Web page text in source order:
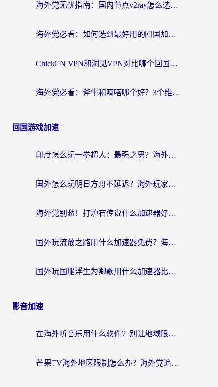
海外党无忧指南：国内节点v2ray怎么选？一键回国VPN+多场景实测帮你避坑
海外党必看：如何选到最好用的回国加速器？从节点到售后的全维度指南
ChickCN VPN和洞见VPN对比哪个回国效果更好？海外党亲测3款加速器+避坑指南
海外党必看：斧牛和嘀嗒哪个好？3个维度教你选对回国加速器
回国游戏加速
印度怎么玩一拳超人：最强之男？海外党国服游戏加速避坑指南
国外怎么玩明日方舟不延迟？海外玩家国服游戏加速终极指南（附DNF梦幻诛仙解决方案）
海外党别愁！打炉石传说什么加速器好用？3个实用技巧解决国服游戏卡顿
国外玩流放之路用什么加速器免费？海外党亲测有效的国服游戏加速指南
国外玩国服浮生为卿歌用什么加速器比较好？海外党亲测不踩坑指南
影音加速
在海外听音乐用什么软件？别让地域限制断了你的华语歌单
芒果TV海外地区限制怎么办？海外党追剧看片的实用加速器选择指南